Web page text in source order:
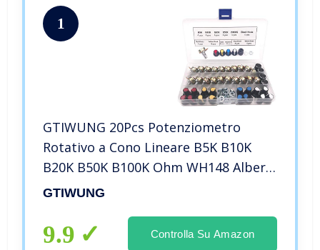
1
GTIWUNG 20Pcs Potenziometro
Rotativo a Cono Lineare B5K B10K
B20K B50K B100K Ohm WH148 Albero
3pin con Dado e Rondella, Regolabile
Potenziometro con Pomello Berretto
GTIWUNG
9.9 Controlla Su Amazon